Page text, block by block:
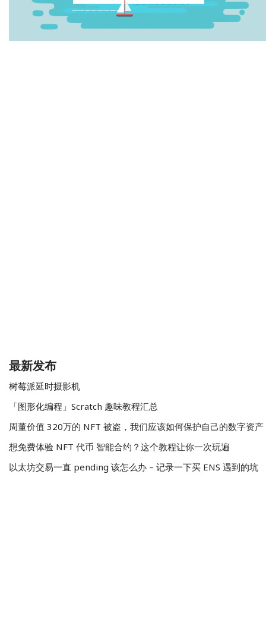
最新发布
树莓派延时摄影机
「图形化编程」Scratch 趣味教程汇总
周董价值 320万的 NFT 被盗，我们应该如何保护自己的数字资产
想免费体验 NFT 代币 智能合约？这个教程让你一次玩遍
以太坊交易一直 pending 该怎么办 – 记录一下买 ENS 遇到的坑